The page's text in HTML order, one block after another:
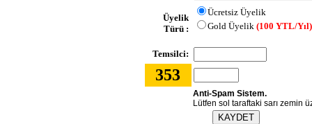
Üyelik
Türü :
Ücretsiz Üyelik
Gold Üyelik(100 YTL/Yıl)
Temsilci:
353
Anti-Spam Sistem.
Lütfen sol taraftaki sarı zemin